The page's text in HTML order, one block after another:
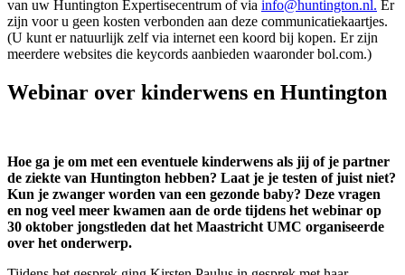
van uw Huntington Expertisecentrum of via info@huntington.nl. Er
zijn voor u geen kosten verbonden aan deze communicatiekaartjes.
(U kunt er natuurlijk zelf via internet een koord bij kopen. Er zijn
meerdere websites die keycords aanbieden waaronder bol.com.)
Webinar over kinderwens en Huntington
Hoe ga je om met een eventuele kinderwens als jij of je partner
de ziekte van Huntington hebben? Laat je je testen of juist niet?
Kun je zwanger worden van een gezonde baby? Deze vragen
en nog veel meer kwamen aan de orde tijdens het webinar op
30 oktober jongstleden dat het Maastricht UMC organiseerde
over het onderwerp.